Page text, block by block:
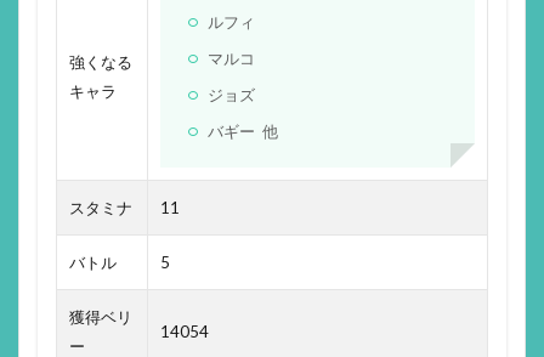
強くなる
キャラ
ルフィ
マルコ
ジョズ
バギー 他
スタミナ 11
バトル 5
獲得ベリ
ー
14054